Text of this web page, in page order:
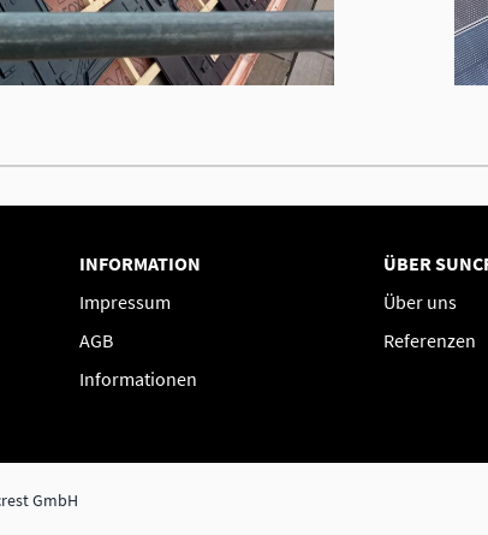
INFORMATION
Impressum
AGB
Informationen
ÜBER
Über uns
Referenzen
GmbH